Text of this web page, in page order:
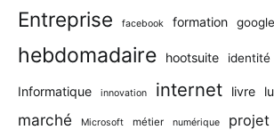
Entreprise facebook formation google
hebdomadaire hootsuite identité
Informatique innovation internet livre
marché Microsoft métier numérique projet